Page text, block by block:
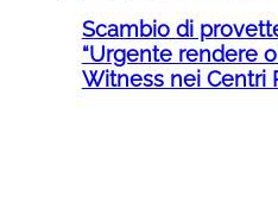
Scambio di
“Urgente rendere
Witness nei Centri